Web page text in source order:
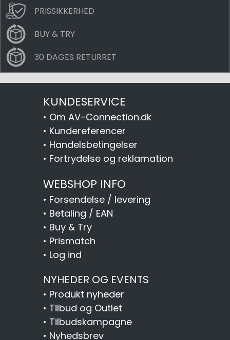
PRISSIKKERHED
BUY & TRY
30 DAGES RETURRET
KUNDESERVICE
• Om AV-Connection.dk
• Kundereferencer
• Handelsbetingelser
• Fortrydelse og reklamation
WEBSHOP INFO
• Forsendelse / levering
• Betaling / EAN
• Buy & Try
• Prismatch
• Log ind
NYHEDER OG EVENTS
• Produkt nyheder
• Tilbud og Outlet
• Tilbudskampagne
• Nyhedsbrev